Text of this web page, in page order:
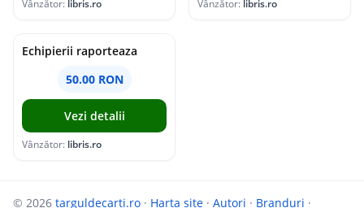
Vânzător: libris.ro Vânzător: libris.ro
Echipierii raporteaza
50.00 RON
Vezi detalii
Vânzător: libris.ro
© 2026 targuldecarti.ro · Harta site · Autori · Branduri ·